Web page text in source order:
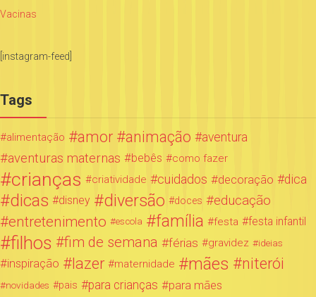
Vacinas
[instagram-feed]
Tags
alimentação amor animação aventura
aventuras maternas bebês como fazer
crianças criatividade cuidados decoração dica
dicas disney diversão doces educação
entretenimento escola família festa festa infantil
filhos fim de semana férias gravidez ideias
inspiração lazer maternidade mães niterói
novidades pais para crianças para mães